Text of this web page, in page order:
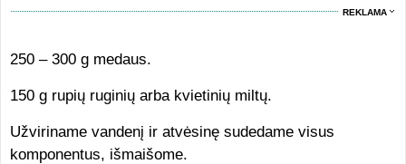
REKLAMA
250 – 300 g medaus.
150 g rupių ruginių arba kvietinių miltų.
Užviriname vandenį ir atvėsinę sudedame visus
komponentus, išmaišome.